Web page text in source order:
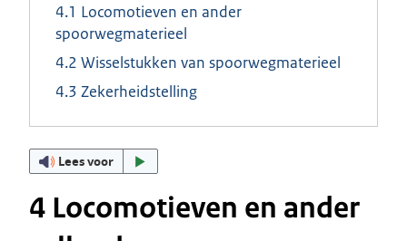
4.1 Locomotieven en ander
spoorwegmaterieel
4.2 Wisselstukken van spoorwegmaterieel
4.3 Zekerheidstelling
Lees voor
4 Locomotieven en ander